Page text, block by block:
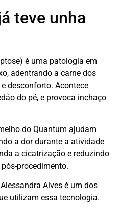
teve unha
é uma patologia em
adentrando a carne dos
desconforto. Acontece
do pé, e provoca inchaço
do Quantum ajudam
a dor durante a atividade
a cicatrização e reduzindo
procedimento.
Alves é um dos
utilizam essa tecnologia.